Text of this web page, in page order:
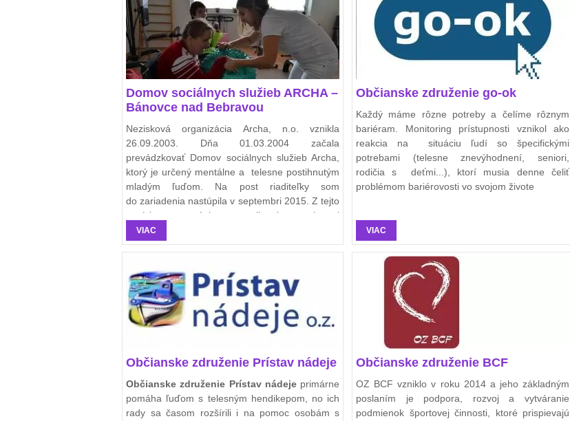
Domov sociálnych služieb ARCHA –
Bánovce nad Bebravou
Nezisková organizácia Archa, n.o. vznikla
26.09.2003. Dňa 01.03.2004 začala
prevádzkovať Domov sociálnych služieb Archa,
ktorý je určený mentálne a telesne postihnutým
mladým ľuďom. Na post riaditeľky som
do zariadenia nastúpila v septembri 2015. Z tejto
pozície som úplne zmenila koncepciu aj
štruktúru terapií, aktivít a činností a orientovala
ju na uspokojovanie sociálnych a psychických
VIAC
Občianske združenie go-ok
Každý máme rôzne potreby a čelíme rôznym
bariéram. Monitoring prístupnosti vznikol ako
reakcia na situáciu ľudí so špecifickými
potrebami (telesne znevýhodnení, seniori,
rodičia s deťmi...), ktorí musia denne čeliť
problémom bariérovosti vo svojom živote
VIAC
Občianske združenie Prístav nádeje
Občianske združenie Prístav nádejeprimárne
pomáha ľuďom s telesným hendikepom, no ich
rady sa časom rozšírili i na pomoc osobám s
Občianske združenie BCF
OZ BCF vzniklo v roku 2014 a jeho základným
poslaním je podpora, rozvoj a vytváranie
podmienok športovej činnosti, ktoré prispievajú